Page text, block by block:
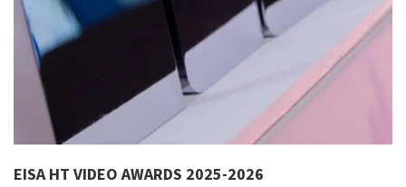
EISA HT VIDEO AWARDS 2025-2026